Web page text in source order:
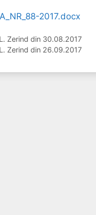
2017.docx
Zerind din 30.08.2017
Zerind din 26.09.2017